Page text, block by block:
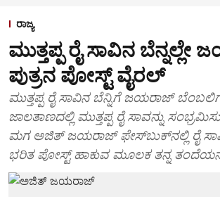
ರಾಜ್ಯ
ಮುತ್ತಪ್ಪ ರೈ ಸಾವಿನ
ಪುತ್ರನ ಪೋಸ್ಟ್ ವೈರಲ್
ಮುತ್ತಪ್ಪ ರೈ ಸಾವಿನ ಬೆನ್ನಿಗೆ ಜಯರಾಜ್
ಜಾಲತಾಣದಲ್ಲಿ ಮುತ್ತಪ್ಪ ರೈ ಸಾವನ್ನು
ಮಗ ಅಜಿತ್ ಜಯರಾಜ್ ಫೇಸ್‌ಬುಕ್‌ನಲ್ಲಿ ರೈ
ಭರಿತ ಪೋಸ್ಟ್ ಹಾಕುವ ಮೂಲಕ ತನ್ನ